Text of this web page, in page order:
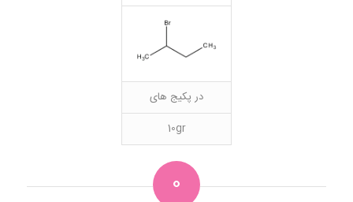
در پکیج های
10gr
0